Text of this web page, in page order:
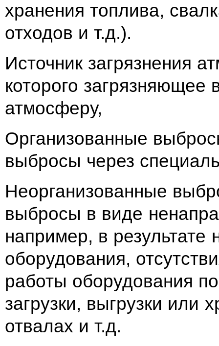
хранения топлива,
отходов и т.д.).
Источник загрязнения
которого загрязняющее
атмосферу,
Организованные
выбросы через
Неорганизованные
выбросы в виде
например, в результате
оборудования,
работы оборудования
загрузки, выгрузки или
отвалах и т.д.